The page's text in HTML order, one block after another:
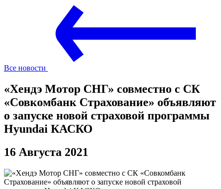
Все новости
«Хендэ Мотор СНГ» совместно с СК
«Совкомбанк Страхование» объявляют
о запуске новой страховой программы
Hyundai КАСКО
16 Августа 2021